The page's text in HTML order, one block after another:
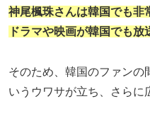
神尾楓珠さんは韓国でも非
ドラマや映画が韓国でも放
そのため、韓国のファンの
いうウワサが立ち、さらに